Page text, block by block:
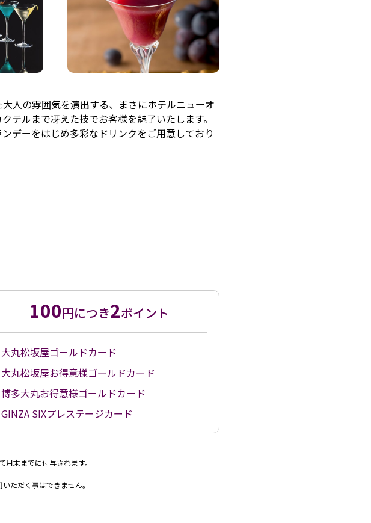
人の雰囲気を演出する、まさにホテルニューオ
ルまで冴えた技でお客様を魅了いたします。
デーをはじめ多彩なドリンクをご用意しており
100円につき2ポイント
大丸松坂屋ゴールドカード
大丸松坂屋お得意様ゴールドカード
博多大丸お得意様ゴールドカード
GINZA SIXプレステージカード
末までに付与されます。
ただく事はできません。